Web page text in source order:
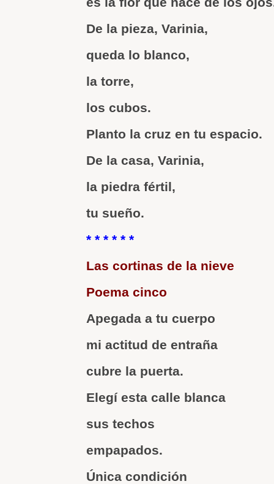
De la pieza, Varinia,
queda lo blanco,
la torre,
los cubos.
Planto la cruz en tu espacio.
De la casa, Varinia,
la piedra fértil,
tu sueño.
* * * * * *
Las cortinas de la nieve
Poema cinco
Apegada a tu cuerpo
mi actitud de entraña
cubre la puerta.
Elegí esta calle blanca
sus techos
empapados.
Única condición